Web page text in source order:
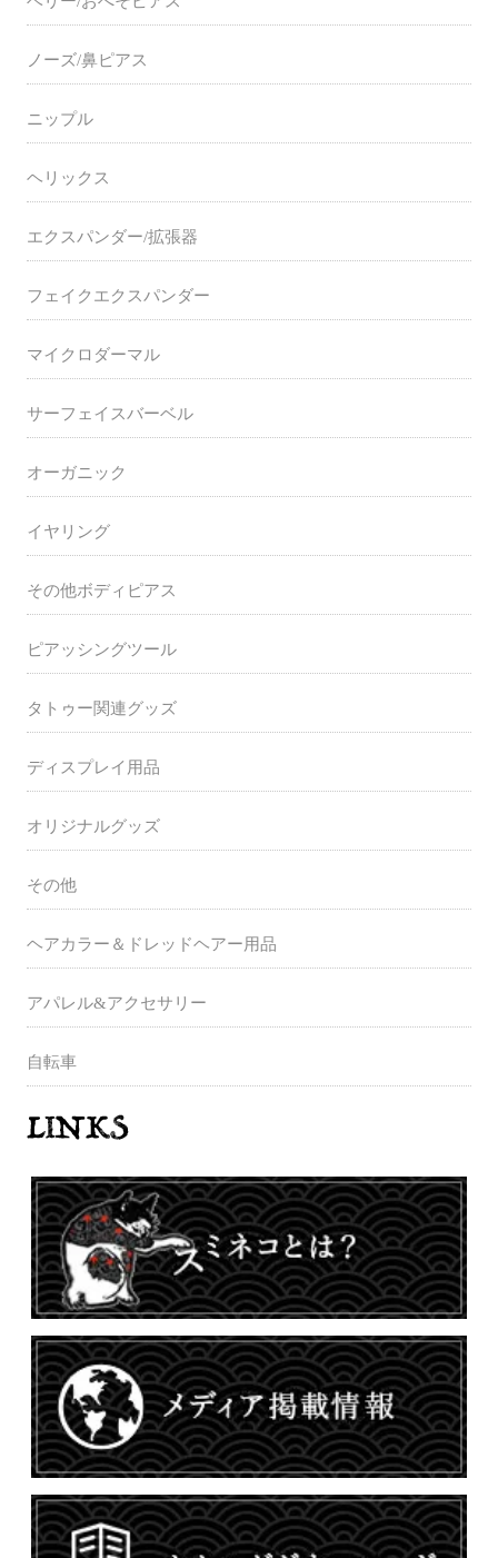
ノーズ/鼻ピアス
ニップル
ヘリックス
エクスパンダー/拡張器
フェイクエクスパンダー
マイクロダーマル
サーフェイスバーベル
オーガニック
イヤリング
その他ボディピアス
ピアッシングツール
タトゥー関連グッズ
ディスプレイ用品
オリジナルグッズ
その他
ヘアカラー＆ドレッドヘアー用品
アパレル&アクセサリー
自転車